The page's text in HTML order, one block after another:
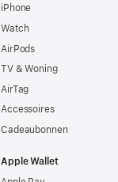
iPhone
Watch
AirPods
TV & Woning
AirTag
Accessoires
Cadeaubonnen
Apple Wallet